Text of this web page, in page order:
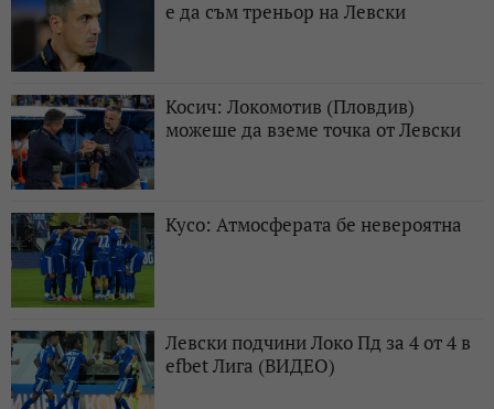
е да съм треньор на Левски
Косич: Локомотив (Пловдив)
можеше да вземе точка от Левски
Кусо: Атмосферата бе невероятна
Левски подчини Локо Пд за 4 от 4 в
efbet Лига (ВИДЕО)